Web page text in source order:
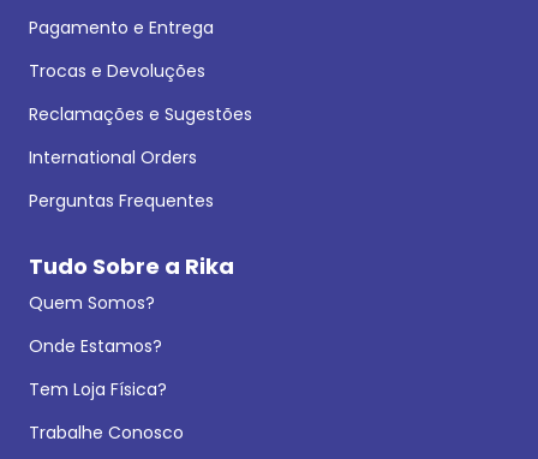
Pagamento e Entrega
Trocas e Devoluções
Reclamações e Sugestões
International Orders
Perguntas Frequentes
Tudo Sobre a Rika
Quem Somos?
Onde Estamos?
Tem Loja Física?
Trabalhe Conosco